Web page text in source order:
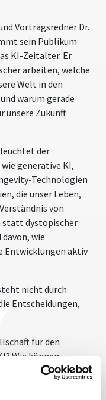
Vortragsredner Dr.
sein Publikum
KI-Zeitalter. Er
arbeiten, welche
Welt in den
warum gerade
unsere Zukunft
der
generative KI,
Technologien
die unser Leben,
von
statt dystopischer
wie
Entwicklungen aktiv
nicht durch
Entscheidungen,
für den
Wie können
Mensch auch in